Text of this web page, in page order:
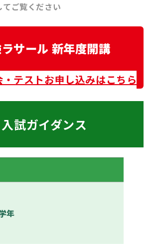
ご覧ください
サール 新年度開講
テストお申し込みはこちら
入試ガイダンス
年